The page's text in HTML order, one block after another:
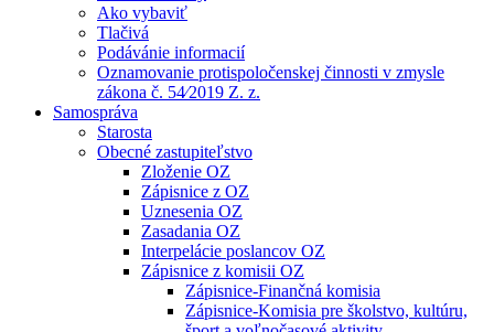
Ako vybaviť
Tlačivá
Podávánie informacií
Oznamovanie protispoločenskej činnosti v zmysle
zákona č. 54⁄2019 Z. z.
Samospráva
Starosta
Obecné zastupiteľstvo
Zloženie OZ
Zápisnice z OZ
Uznesenia OZ
Zasadania OZ
Interpelácie poslancov OZ
Zápisnice z komisii OZ
Zápisnice-Finančná komisia
Zápisnice-Komisia pre školstvo, kultúru,